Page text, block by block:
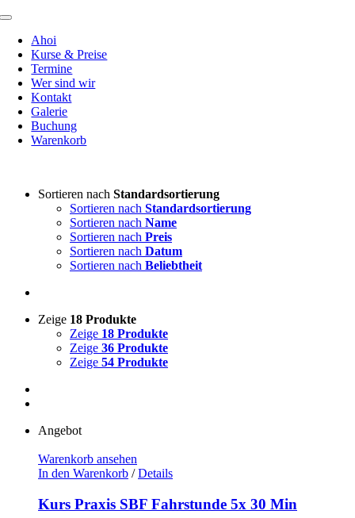
Zum
springen
Toggle
Navigation
Ahoi
Kurse & Preise
Termine
Wer sind wir
Kontakt
Galerie
Buchung
Warenkorb
Sortieren nach Standardsortierung
Sortieren nach Standardsortierung
Sortieren nach Name
Sortieren nach Preis
Sortieren nach Datum
Sortieren nach Beliebtheit
Zeige 18 Produkte
Zeige 18 Produkte
Zeige 36 Produkte
Zeige 54 Produkte
Angebot
Warenkorb ansehen
In den Warenkorb / Details
Kurs Praxis SBF Fahrstunde 5x 30 Min